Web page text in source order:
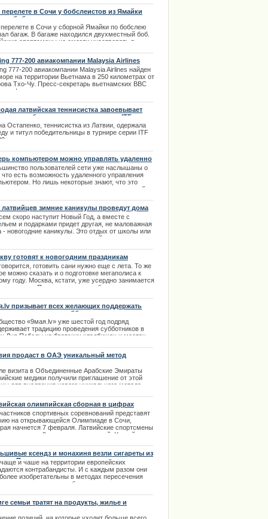
в Сочи у бобслеистов из Ямайки
боб.
в Сочи у сборной Ямайки по бобслею
багаж. В багаже находился двухместный боб.
спортсмены не смогли участвовать в
777-200 авиакомпании Malaysia Airlines
в в море
777-200 авиакомпании Malaysia Airlines найден
на территории Вьетнама в 250 километрах от
Тхо-Чу. Пресс-секретарь вьетнамских ВВС
официальное заявление по этому поводу
239 человек из них двое детей. |
латвийская теннисистка завоевывает
титула победительницы в турнирах ITF
Остапенко, теннисистка из Латвии, одержала
и титул победительницы в турнире серии ITF
компьютером можно управлять удаленно
пользователей сети уже наслышаны о
есть возможность удаленного управления
Но лишь некоторые знают, что это
и в чем заключается предназначение данной
латвийцев зимние каникулы проведут дома
скоро наступит Новый Год, а вместе с
и подарками придет другая, не маловажная
- новогодние каникулы. Это отдых от школы или
а так же долгожданный отпуск на
готовят к новогодним праздникам
готовить сани нужно еще с лета. То же
можно сказать и о подготовке мегаполиса к
году. Москва, кстати, уже усердно занимается
вопросом. Предположительно будет потрачено
призывает всех желающих поддержать
проведения субботников
«9мая.lv» уже шестой год подряд
традицию проведения субботников в
Дня Победы на братских кладбищах и местах
продаст в ОАЭ уникальный метод
визита в Объединенные Арабские Эмираты
медики получили приглашение от этой
для внедрения нового уникального метода
задачи ожидается множество бюрократических
решено, что пациенты из Эмиратов будут
в Латвию на лечение.
олимпийская сборная в цифрах
спортивных соревнований представят
на открывающейся Олимпиаде в Сочи,
начнется 7 февраля. Латвийские спортсмены
участие в 9 видах соревнований. Хоккей,
Латвия принимала участие в 2010
| 28.01.2014
ксендз и монахиня везли сигареты из
в Польшу
и чаше на территории европейских
контрабандисты. И с каждым разом они
изобретательны в методах пересечения
и провоза в своем багаже запрещенных
семьи тратят на продукты, жилье и